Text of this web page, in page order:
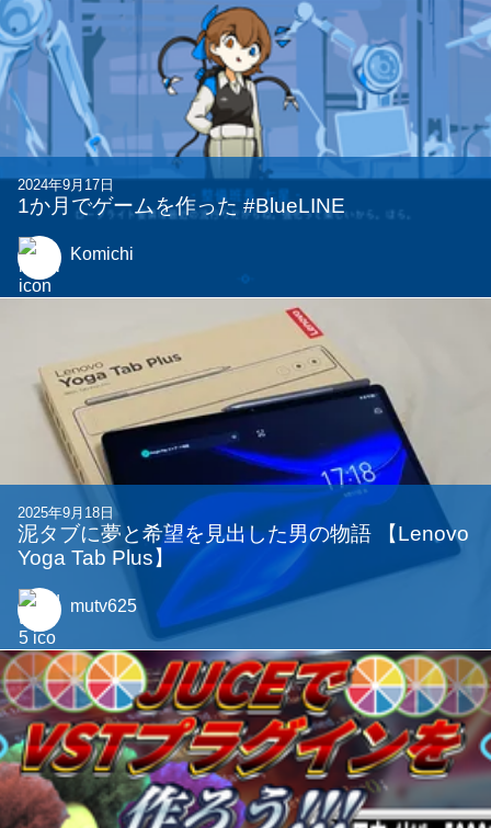
2024年9月17日
1か月でゲームを作った #BlueLINE
Komichi
2025年9月18日
泥タブに夢と希望を見出した男の物語 【Lenovo
Yoga Tab Plus】
mutv625